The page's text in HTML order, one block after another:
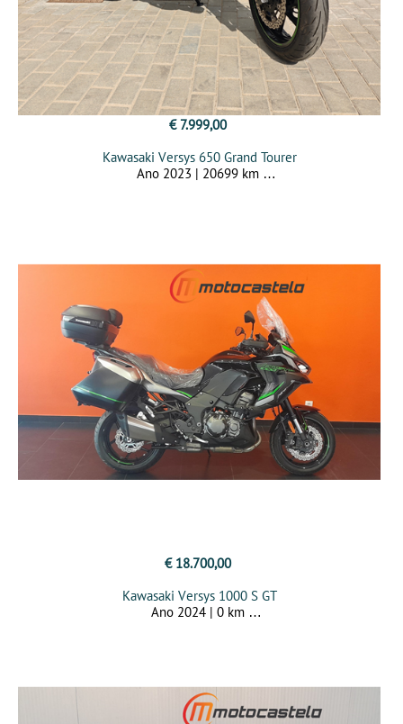
€ 7.999,00
Kawasaki Versys 650 Grand Tourer
Ano 2023 | 20699 km
€ 18.700,00
Kawasaki Versys 1000 S GT
Ano 2024 | 0 km